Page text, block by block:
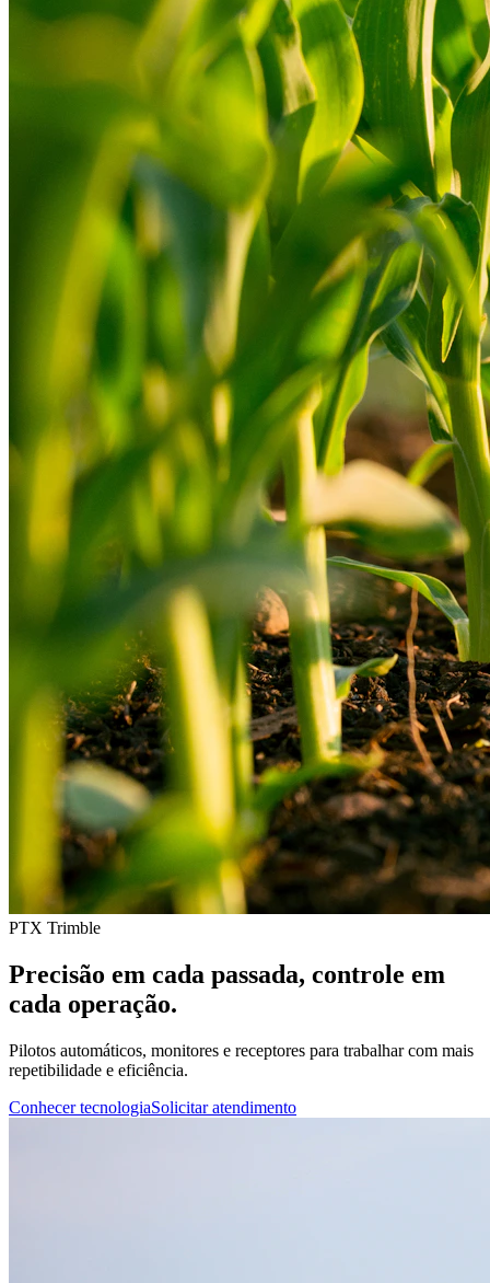
PTX Trimble
Precisão em cada passada, controle em
cada operação.
Pilotos automáticos, monitores e receptores para trabalhar com mais
repetibilidade e eficiência.
Conhecer tecnologiaSolicitar atendimento